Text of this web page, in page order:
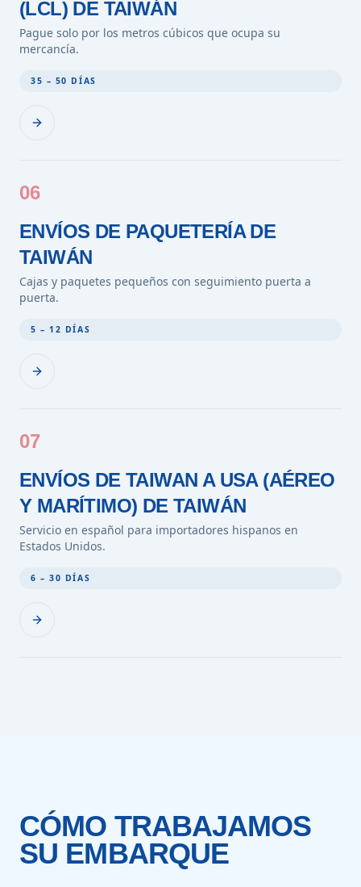
(LCL) DE TAIWÁN
Pague solo por los metros cúbicos que ocupa su
mercancía.
35 – 50 DÍAS
06
ENVÍOS DE PAQUETERÍA DE
TAIWÁN
Cajas y paquetes pequeños con seguimiento puerta a
puerta.
5 – 12 DÍAS
07
ENVÍOS DE TAIWAN A USA (AÉREO
Y MARÍTIMO) DE TAIWÁN
Servicio en español para importadores hispanos en
Estados Unidos.
6 – 30 DÍAS
CÓMO TRABAJAMOS
SU EMBARQUE